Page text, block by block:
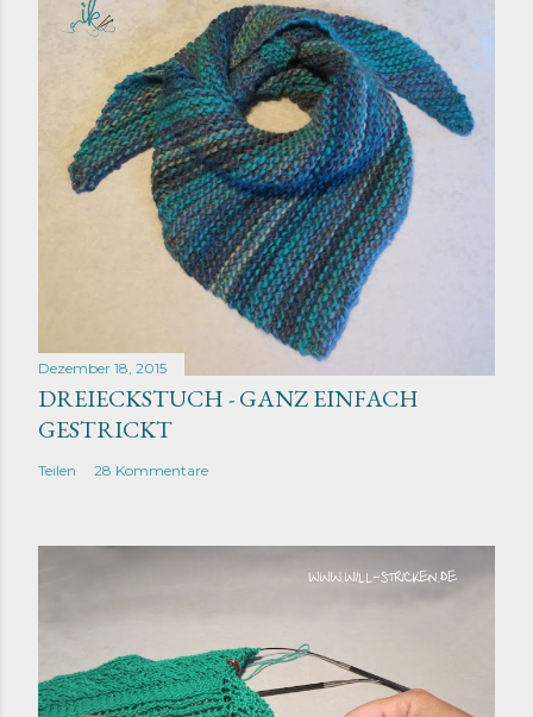
Dezember 18, 2015
DREIECKSTUCH - GANZ EINFACH
GESTRICKT
Teilen 28 Kommentare